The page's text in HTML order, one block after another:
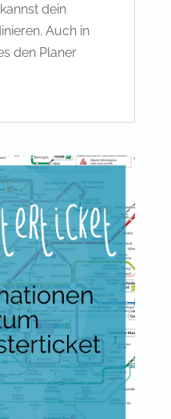
dein
Auch in
den Planer